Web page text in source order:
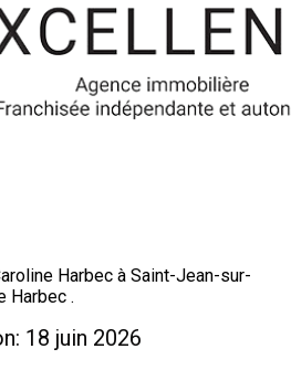
Harbec à Saint-Jean-sur-
Harbec .
18 juin 2026